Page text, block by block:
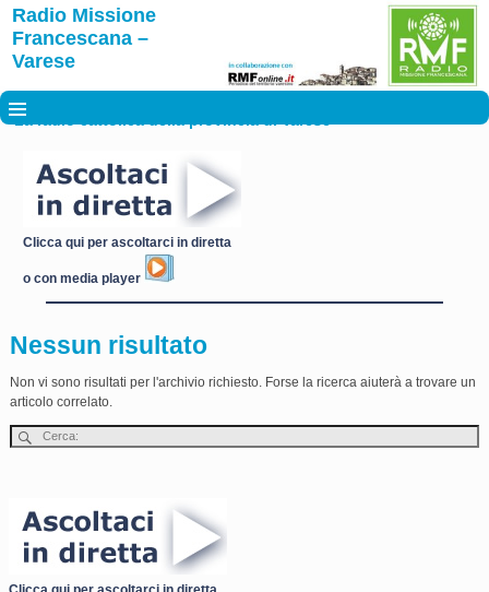
Radio Missione
Francescana –
Varese
La radio cattolica della provincia di Varese
Clicca qui per ascoltarci in diretta
o con media player
Nessun risultato
Non vi sono risultati per l'archivio richiesto. Forse la ricerca aiuterà a trovare un
articolo correlato.